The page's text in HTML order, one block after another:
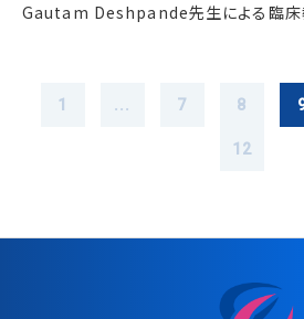
Gautam Deshpande先生による臨床
1 ... 7 8
12